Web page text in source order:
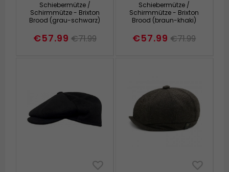
Schiebermütze /
Schirmmütze - Brixton
Brood (grau-schwarz)
€57.99 €71.99
Schiebermütze /
Schirmmütze - Brixton
Brood (braun-khaki)
€57.99 €71.99